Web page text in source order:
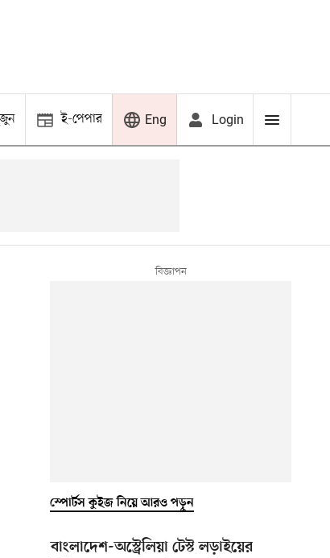
ই-পেপার Eng Login
স্পোর্টস কুইজ নিয়ে আরও পড়ুন
বাংলাদেশ-অস্ট্রেলিয়া টেস্ট লড়াইয়ের